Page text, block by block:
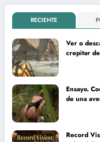
RECIENTE
Ver o
crepitar
Ensayo.
de una
Record